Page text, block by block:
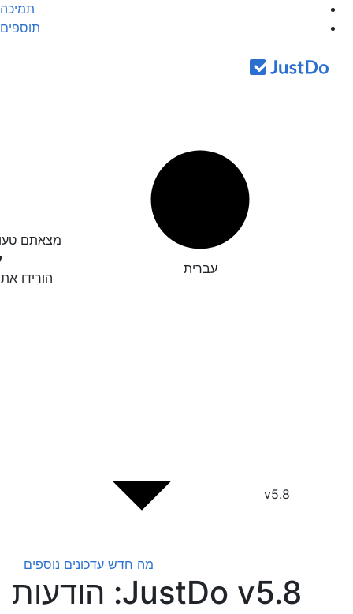
תמיכה
תוספים
עברית
מצאתם
הורידו
v5.8
מה חדש עדכונים נוספים
JustDo v5.8: הודעות